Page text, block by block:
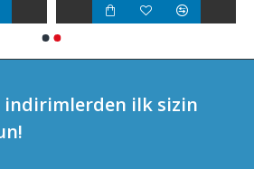
indirimlerden ilk sizin